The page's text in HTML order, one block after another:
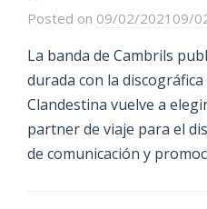
Posted on 09/02/2021 09/
La banda de Cambrils
durada con la
Clandestina vuelve a
partner de viaje para el
de comunicación y